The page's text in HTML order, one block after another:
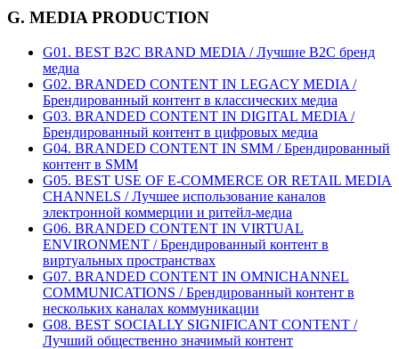
G. MEDIA PRODUCTION
G01. BEST B2C BRAND MEDIA / Лучшие B2C бренд
медиа
G02. BRANDED CONTENT IN LEGACY MEDIA /
Брендированный контент в классических медиа
G03. BRANDED CONTENT IN DIGITAL MEDIA /
Брендированный контент в цифровых медиа
G04. BRANDED CONTENT IN SMM / Брендированный
контент в SMM
G05. BEST USE OF E-COMMERCE OR RETAIL MEDIA
CHANNELS / Лучшее использование каналов
электронной коммерции и ритейл-медиа
G06. BRANDED CONTENT IN VIRTUAL
ENVIRONMENT / Брендированный контент в
виртуальных пространствах
G07. BRANDED CONTENT IN OMNICHANNEL
COMMUNICATIONS / Брендированный контент в
нескольких каналах коммуникации
G08. BEST SOCIALLY SIGNIFICANT CONTENT /
Лучший общественно значимый контент